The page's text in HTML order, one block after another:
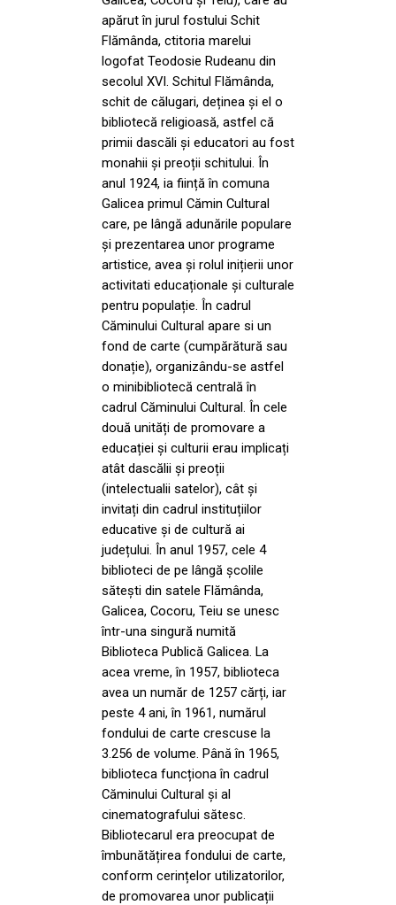
apărut în jurul fostului Schit
Flămânda, ctitoria marelui
logofat Teodosie Rudeanu din
secolul XVI. Schitul Flămânda,
schit de călugari, deținea și el o
bibliotecă religioasă, astfel că
primii dascăli și educatori au fost
monahii și preoții schitului. În
anul 1924, ia ființă în comuna
Galicea primul Cămin Cultural
care, pe lângă adunările populare
și prezentarea unor programe
artistice, avea și rolul inițierii unor
activitati educaționale și culturale
pentru populație. În cadrul
Căminului Cultural apare si un
fond de carte (cumpărătură sau
donație), organizându-se astfel
o minibibliotecă centrală în
cadrul Căminului Cultural. În cele
două unități de promovare a
educației și culturii erau implicați
atât dascălii și preoții
(intelectualii satelor), cât și
invitați din cadrul instituțiilor
educative și de cultură ai
județului. În anul 1957, cele 4
biblioteci de pe lângă școlile
sătești din satele Flămânda,
Galicea, Cocoru, Teiu se unesc
într-una singură numită
Biblioteca Publică Galicea. La
acea vreme, în 1957, biblioteca
avea un număr de 1257 cărți, iar
peste 4 ani, în 1961, numărul
fondului de carte crescuse la
3.256 de volume. Până în 1965,
biblioteca funcționa în cadrul
Căminului Cultural și al
cinematografului sătesc.
Bibliotecarul era preocupat de
îmbunătățirea fondului de carte,
conform cerințelor utilizatorilor,
de promovarea unor publicații